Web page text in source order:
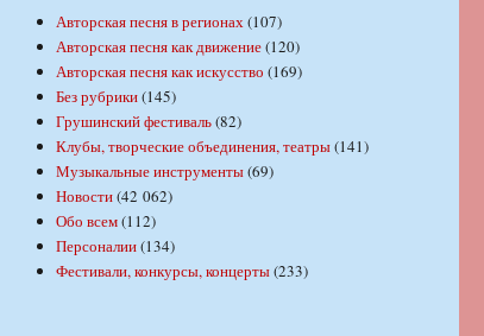
Авторская песня в регионах(107)
Авторская песня как движение(120)
Авторская песня как искусство (169)
Без рубрики(145)
Грушинский фестиваль(82)
Клубы, творческие объединения, театры(141)
Музыкальные инструменты(69)
Новости(42 062)
Обо всем(112)
Персоналии(134)
Фестивали, конкурсы, концерты(233)